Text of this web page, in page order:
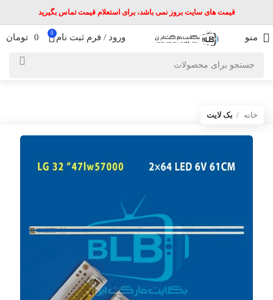
قیمت های سایت بروز نمی باشد، برای استعلام قیمت تماس بگیرید
منو ورود / فرم ثبت نام 0
0 تومان
خانه بک لایت